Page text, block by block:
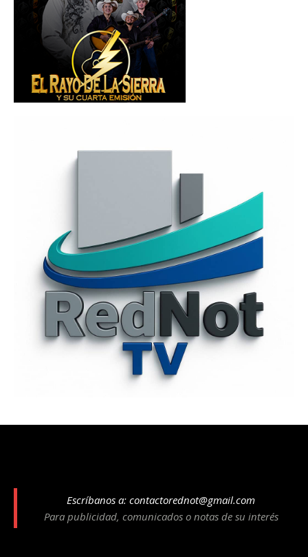
Escríbanos a: contactorednot@gmail.com
Para publicidad, comunicados o notas de su interés